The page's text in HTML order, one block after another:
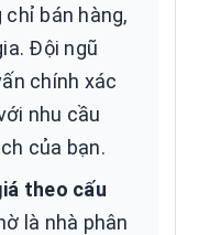
chỉ bán hàng,
Đội ngũ
chính xác
nhu cầu
của bạn.
theo cấu
là nhà phân